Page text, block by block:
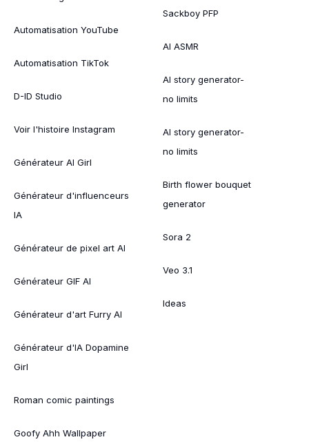
Automatisation YouTube
Automatisation TikTok
D-ID Studio
Voir l'histoire Instagram
Générateur AI Girl
Générateur d'influenceurs
IA
Générateur de pixel art AI
Générateur GIF AI
Générateur d'art Furry AI
Générateur d'IA Dopamine
Girl
Roman comic paintings
Goofy Ahh Wallpaper
Sackboy PFP
AI ASMR
AI story generator-
no limits
AI story generator-
no limits
Birth flower bouquet
generator
Sora 2
Veo 3.1
Ideas